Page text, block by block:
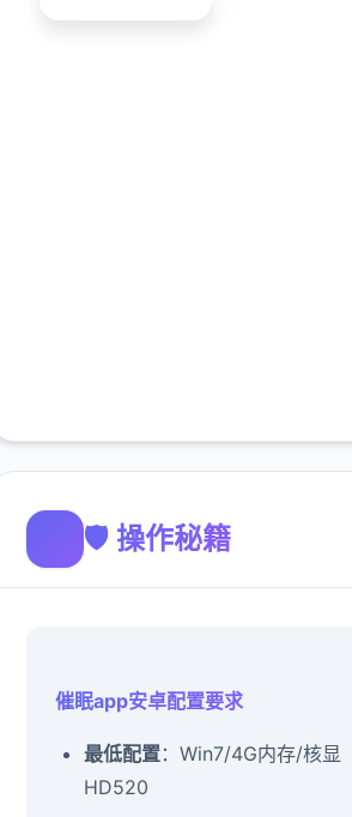
🛡️ 操作秘籍
催眠app安卓配置要求
​最低配置​​：Win7/4G内存/核显
HD520